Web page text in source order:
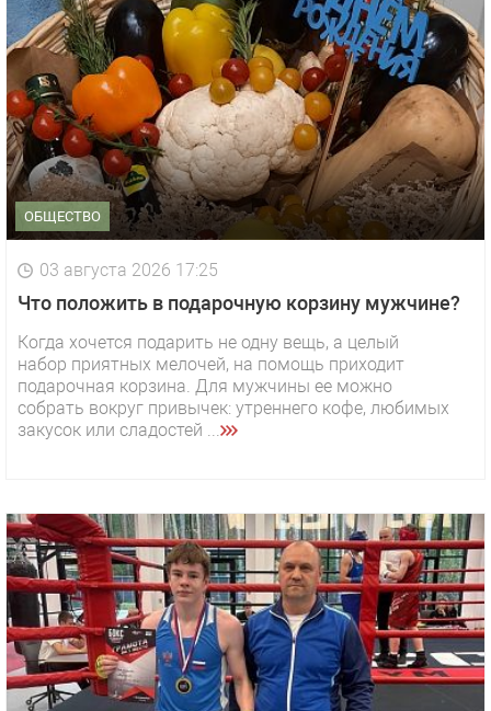
ОБЩЕСТВО
03 августа 2026 17:25
Что положить в подарочную корзину мужчине?
Когда хочется подарить не одну вещь, а целый
набор приятных мелочей, на помощь приходит
подарочная корзина. Для мужчины ее можно
собрать вокруг привычек: утреннего кофе, любимых
закусок или сладостей ...